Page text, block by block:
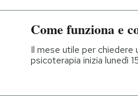
Come funziona e
Il mese utile per
psicoterapia inizia lunedì